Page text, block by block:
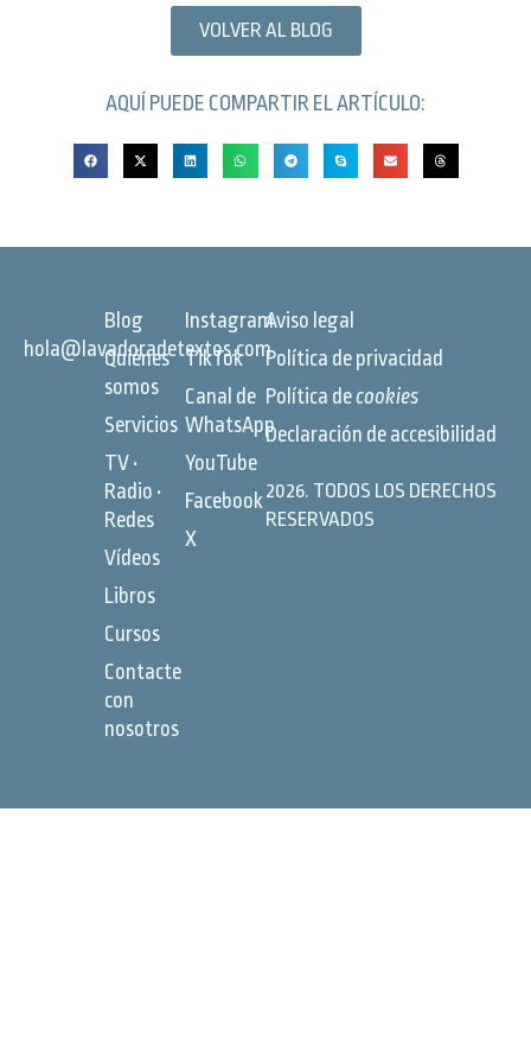
VOLVER AL BLOG
AQUÍ PUEDE COMPARTIR EL ARTÍCULO:
hola@lavadoradetextos.com
Blog
Quiénes
somos
Servicios
TV •
Radio •
Redes
Vídeos
Libros
Cursos
Contacte
con
nosotros
Instagram
TikTok
Canal de
WhatsApp
YouTube
Facebook
X
Aviso legal
Política de privacidad
Política decookies
Declaración de accesibilidad
2026. TODOS LOS DERECHOS
RESERVADOS